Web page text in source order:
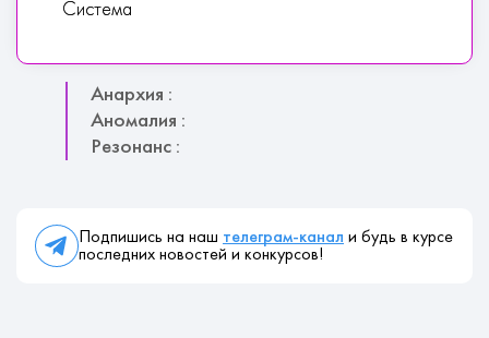
Система
Анархия :
Аномалия :
Резонанс :
Подпишись на наш телеграм-канал и будь в курсе
последних новостей и конкурсов!